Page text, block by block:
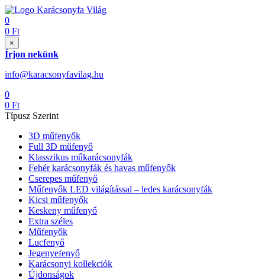
0
0 Ft
×
Írjon nekünk
info@karacsonyfavilag.hu
0
0 Ft
Típusz Szerint
3D műfenyők
Full 3D műfenyő
Klasszikus műkarácsonyfák
Fehér karácsonyfák és havas műfenyők
Cserepes műfenyő
Műfenyők LED világítással – ledes karácsonyfák
Kicsi műfenyők
Keskeny műfenyő
Extra széles
Műfenyők
Lucfenyő
Jegenyefenyő
Karácsonyi kollekciók
Újdonságok